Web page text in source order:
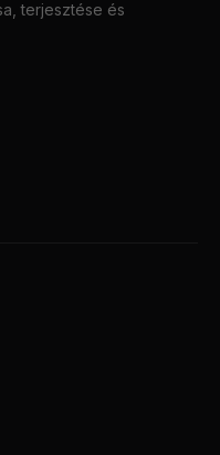
terjesztése és